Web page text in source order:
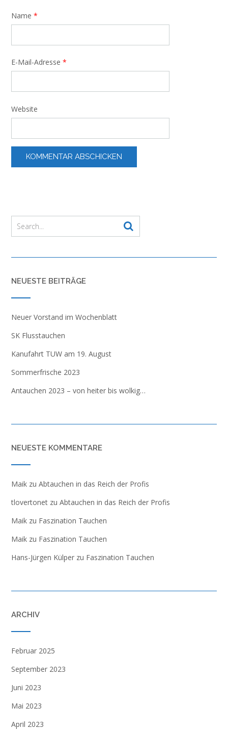
Name *
E-Mail-Adresse *
Website
NEUESTE BEITRÄGE
Neuer Vorstand im Wochenblatt
SK Flusstauchen
Kanufahrt TUW am 19. August
Sommerfrische 2023
Antauchen 2023 – von heiter bis wolkig…
NEUESTE KOMMENTARE
Maik zu Abtauchen in das Reich der Profis
tlovertonet zu Abtauchen in das Reich der Profis
Maik zu Faszination Tauchen
Maik zu Faszination Tauchen
Hans-Jürgen Külper zu Faszination Tauchen
ARCHIV
Februar 2025
September 2023
Juni 2023
Mai 2023
April 2023